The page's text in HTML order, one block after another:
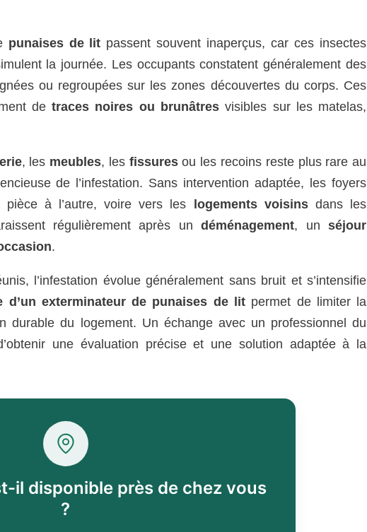
punaises de lit passent souvent inaperçus, car ces insectes
la journée. Les occupants constatent généralement des
ou regroupées sur les zones découvertes du corps. Ces
detraces noires ou brunâtresvisibles sur les matelas,
, les meubles, les fissuresou les recoins reste plus rare au
de l’infestation. Sans intervention adaptée, les foyers
pièce à l’autre, voire vers les logements voisinsdans les
régulièrement après undéménagement, unséjour
.
l’infestation évolue généralement sans bruit et s’intensifie
d’un exterminateur de punaises de litpermet de limiter la
durable du logement. Un échange avec un professionnel du
une évaluation précise et une solution adaptée à la
il disponible près de chez vous
?